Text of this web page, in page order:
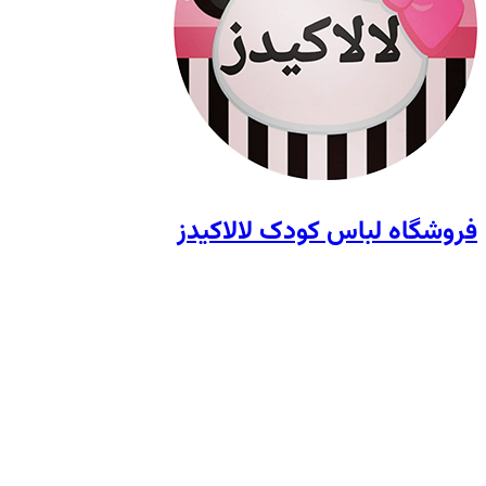
فروشگاه لباس کودک لالاکیدز